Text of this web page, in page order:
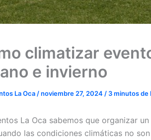
climatizar
e invierno
La Oca /noviembre 27, 2024 / 3 minutos de
La Oca sabemos que organizar
las condiciones climáticas no